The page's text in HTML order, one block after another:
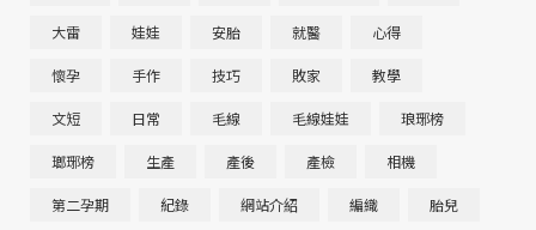
大雷 娃娃 安胎 就醫 心得
懷孕 手作 技巧 敗家 教學
文短 日常 毛線 毛線娃娃 琅琊榜
瑯琊榜 生產 產後 產檢 相機
第二孕期 紀錄 網站介紹 編織 胎兒